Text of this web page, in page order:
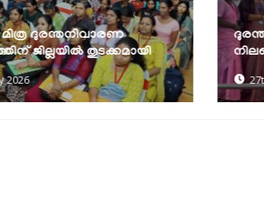
ദുരന്തമുഖത്ത് വയനാട്ടുകാര്‍ ഒറ്റക്കെട്ടായി
നിലകൊണ്ടു- എം.പി പ്രിയങ്ക ഗാന്ധി
27th of July 2026